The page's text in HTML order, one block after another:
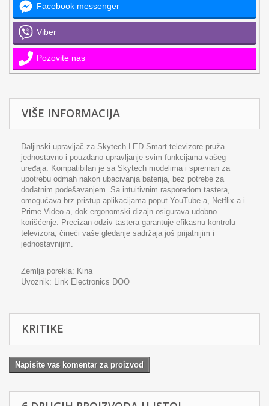
Facebook messenger
Viber
Pozovite nas
VIŠE INFORMACIJA
Daljinski upravljač za Skytech LED Smart televizore pruža
jednostavno i pouzdano upravljanje svim funkcijama vašeg
uređaja. Kompatibilan je sa Skytech modelima i spreman za
upotrebu odmah nakon ubacivanja baterija, bez potrebe za
dodatnim podešavanjem. Sa intuitivnim rasporedom tastera,
omogućava brz pristup aplikacijama poput YouTube-a, Netflix-a i
Prime Video-a, dok ergonomski dizajn osigurava udobno
korišćenje. Precizan odziv tastera garantuje efikasnu kontrolu
televizora, čineći vaše gledanje sadržaja još prijatnijim i
jednostavnijim.
Zemlja porekla: Kina
Uvoznik: Link Electronics DOO
KRITIKE
Napisite vas komentar za proizvod